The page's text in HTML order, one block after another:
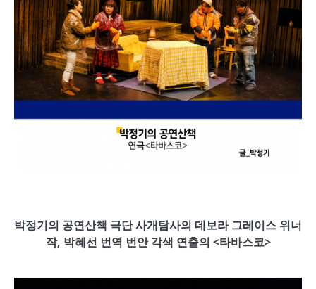
박정기의 공연산책 극단 사개탐사의 데보라 그레이스 위너
작, 박혜선 번역 번안 각색 연출의 <타바스코>